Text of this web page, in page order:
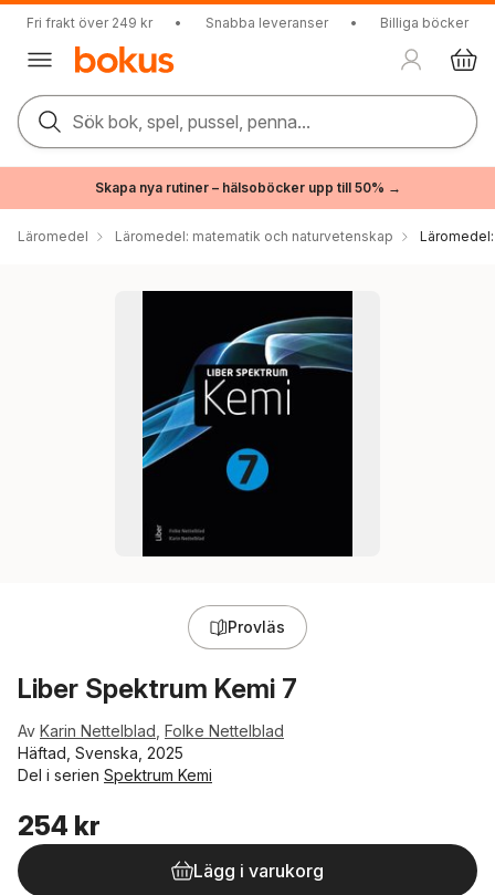
Fri frakt över 249 kr • Snabba leveranser • Billiga böcker
Sök bok, spel, pussel, penna...
Skapa nya rutiner – hälsoböcker upp till 50% →
Läromedel Läromedel: matematik och naturvetenskap
Provläs
Liber Spektrum Kemi 7
Av Karin Nettelblad Folke Nettelblad
Häftad, Svenska, 2025
Del i serien Spektrum Kemi
254 kr
Lägg i varukorg